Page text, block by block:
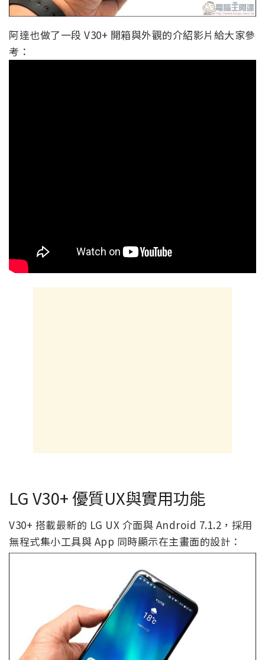
阿達也做了一段 V30+ 開箱與外觀的介紹影片給大家參
考：
LG V30+ 優質UX與實用功能
V30+ 搭載最新的 LG UX 介面與 Android 7.1.2，採用
無程式集小工具與 App 同時顯示在主畫面的設計：